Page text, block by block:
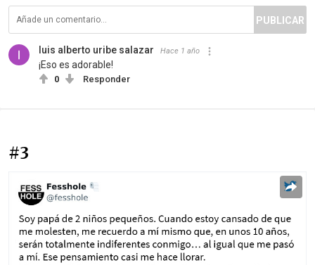
PUBLICAR
luis alberto uribe salazar Hace 1 año
¡Eso es adorable!
0 Responder
#3